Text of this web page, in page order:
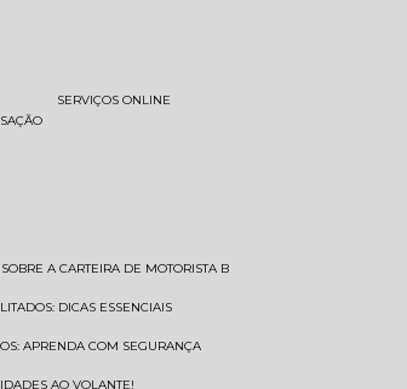
SERVIÇOS ONLINE
SOBRE A CARTEIRA DE MOTORISTA B
DICAS ESSENCIAIS
APRENDA COM SEGURANÇA
AO VOLANTE!